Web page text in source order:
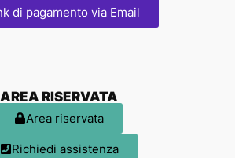
di pagamento via Email
AREA RISERVATA
Area riservata
Richiedi assistenza